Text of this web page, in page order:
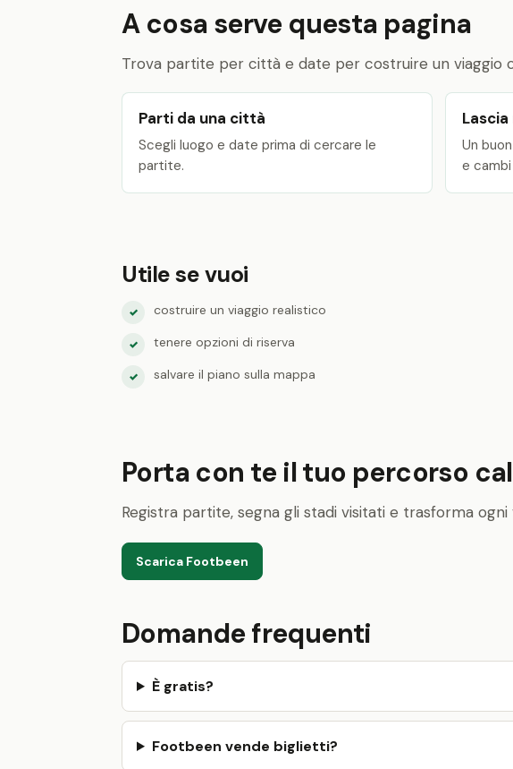
A cosa serve questa pagina
Trova partite per città e date per costruire un viaggio
Parti da una città
Scegli luogo e date prima di cercare le
partite.
Un
e
Utile se vuoi
✓ costruire un viaggio realistico
✓ tenere opzioni di riserva
✓ salvare il piano sulla mappa
Porta con te il tuo percorso
Registra partite, segna gli stadi visitati e trasforma
Scarica Footbeen
Domande frequenti
È gratis?
Footbeen vende biglietti?